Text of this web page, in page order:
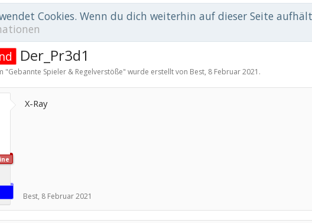
Cookies. Wenn du dich weiterhin auf dieser Seite
Der_Pr3d1
"Gebannte Spieler & Regelverstöße" wurde erstellt von Best, 8 Februar 2021 .
X-Ray
Best, 8 Februar 2021